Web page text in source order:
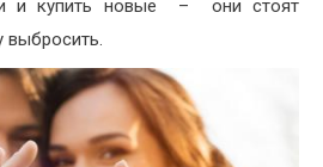
и купить новые – они стоят
выбросить.